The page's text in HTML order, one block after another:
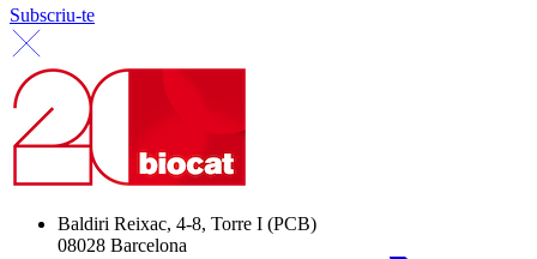
Subscriu-te
Baldiri Reixac, 4-8, Torre I (PCB)
08028 Barcelona